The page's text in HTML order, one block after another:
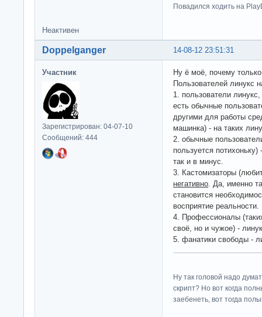
Повадился ходить на
Неактивен
14-08-12 23:51:31
Doppelganger
Участник
Зарегистрирован: 04-07-10
Сообщений: 444
Ну ё моё, почему
Пользователей линукс
1. пользователи
есть обычные
другими для работы
машинка) - на таких
2. обычные
пользуется
так и в минус.
3. Кастомизаторы
негативно . Да, именно
становится
восприятие реальности.
4. Профессионалы
своё, но и чужое) -
5. фанатики свободы -
Ну так головой надо
скрипт? Но вот когда
заебенеть, вот тогда